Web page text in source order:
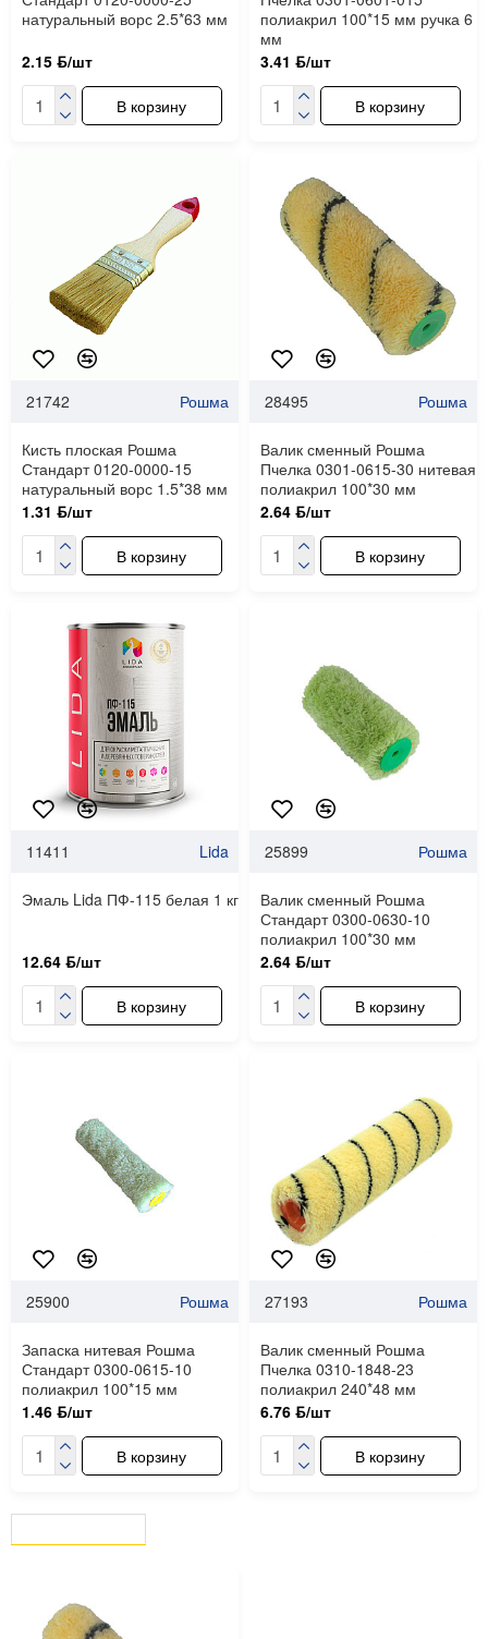
натуральный ворс 2.5*63 мм
2.15 ƃ/шт
В корзину
полиакрил 100*15 мм ручка 6
мм
3.41 ƃ/шт
В корзину
21742 Рошма
Кисть плоская Рошма
Стандарт 0120-0000-15
натуральный ворс 1.5*38 мм
1.31 ƃ/шт
В корзину
28495 Рошма
Валик сменный Рошма
Пчелка 0301-0615-30 нитевая
полиакрил 100*30 мм
2.64 ƃ/шт
В корзину
11411 Lida
Эмаль Lida ПФ-115 белая 1 кг
12.64 ƃ/шт
В корзину
25899 Рошма
Валик сменный Рошма
Стандарт 0300-0630-10
полиакрил 100*30 мм
2.64 ƃ/шт
В корзину
25900 Рошма
Запаска нитевая Рошма
Стандарт 0300-0615-10
полиакрил 100*15 мм
1.46 ƃ/шт
В корзину
27193 Рошма
Валик сменный Рошма
Пчелка 0310-1848-23
полиакрил 240*48 мм
6.76 ƃ/шт
В корзину